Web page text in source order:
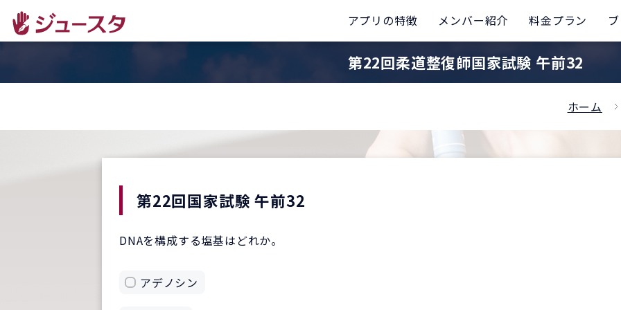
アプリの特徴 メンバー紹介 料金プラン
第22回柔道整復師国家試験 午前32
ホーム
第22回国家試験 午前32
DNAを構成する塩基はどれか。
アデノシン